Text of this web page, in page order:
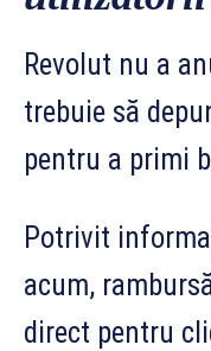
Revolut nu a
trebuie să
pentru a primi
Potrivit
acum,
direct pentru